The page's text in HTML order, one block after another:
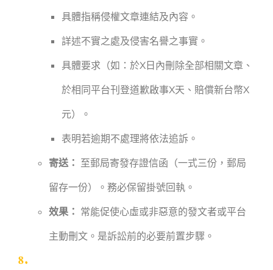
具體指稱侵權文章連結及內容。
詳述不實之處及侵害名譽之事實。
具體要求（如：於X日內刪除全部相關文章、
於相同平台刊登道歉啟事X天、賠償新台幣X
元）。
表明若逾期不處理將依法追訴。
寄送： 至郵局寄發存證信函（一式三份，郵局
留存一份）。務必保留掛號回執。
效果： 常能促使心虛或非惡意的發文者或平台
主動刪文。是訴訟前的必要前置步驟。